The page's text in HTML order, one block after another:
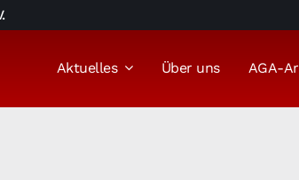
Aktuelles Über uns AGA-